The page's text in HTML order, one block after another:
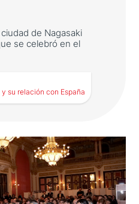
de Nagasaki
se celebró en el
su relación con España
histórica y su